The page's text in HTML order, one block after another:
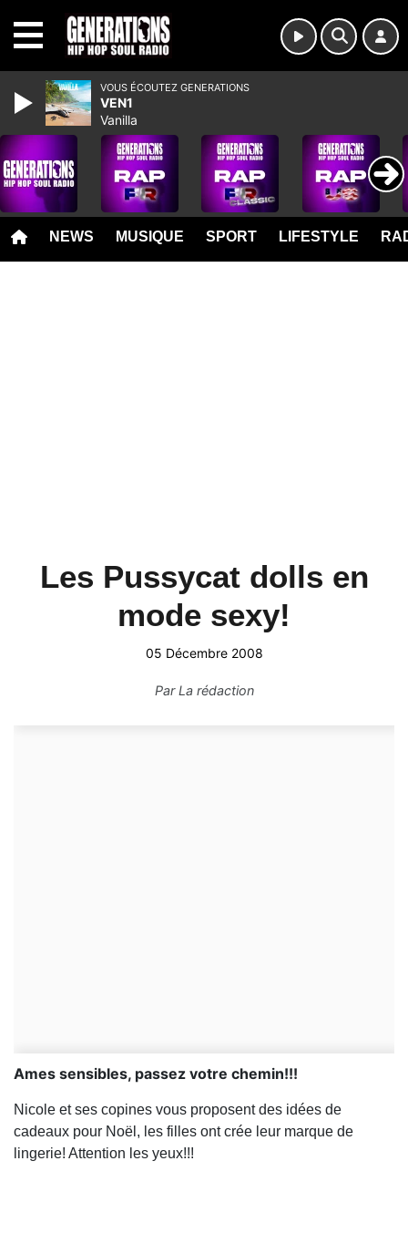
NEWS MUSIQUE SPORT LIFESTYLE
Les Pussycat dolls en
mode sexy!
05 Décembre 2008
ParLa rédaction
Ames sensibles, passez votre chemin!!!
Nicole et ses copines vous proposent des idées de
cadeaux pour Noël, les filles ont crée leur marque de
lingerie! Attention les yeux!!!
VOUS ÉCOUTEZ GENERATIONS
VEN1
Vanilla